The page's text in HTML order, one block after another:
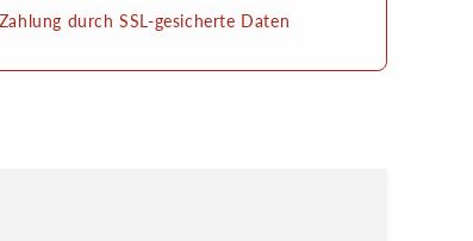
durch SSL-gesicherte Daten